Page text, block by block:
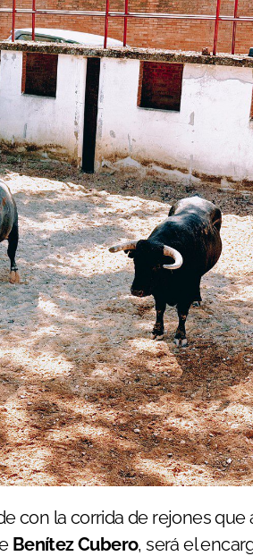
con la corrida de rejones que
Benítez Cubero, será el